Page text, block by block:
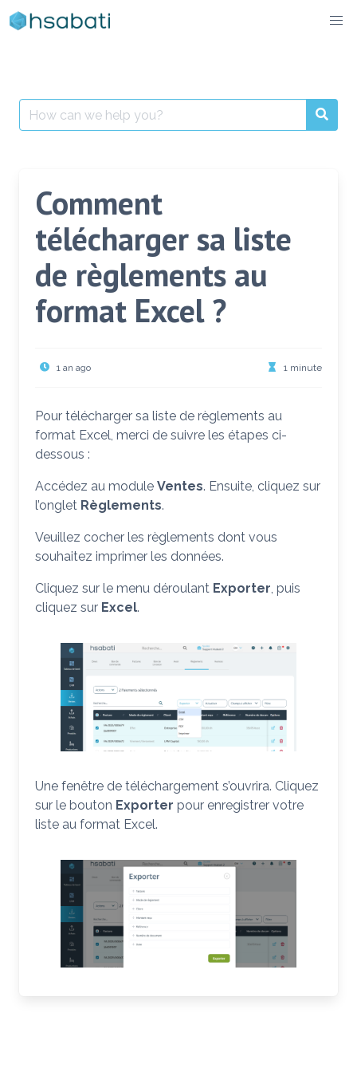
Skip
to
Search
for:
Comment
télécharger sa liste
de règlements au
format Excel ?
1 an ago 1 minute
Pour télécharger sa liste de règlements au
format Excel, merci de suivre les étapes ci-
dessous :
Accédez au module Ventes. Ensuite, cliquez sur
l’onglet Règlements.
Veuillez cocher les règlements dont vous
souhaitez imprimer les données.
Cliquez sur le menu déroulant Exporter, puis
cliquez sur Excel.
Une fenêtre de téléchargement s’ouvrira. Cliquez
sur le bouton Exporter pour enregistrer votre
liste au format Excel.